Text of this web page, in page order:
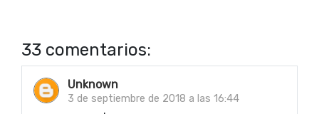
33 comentarios:
Unknown
3 de septiembre de 2018 a las 16:44